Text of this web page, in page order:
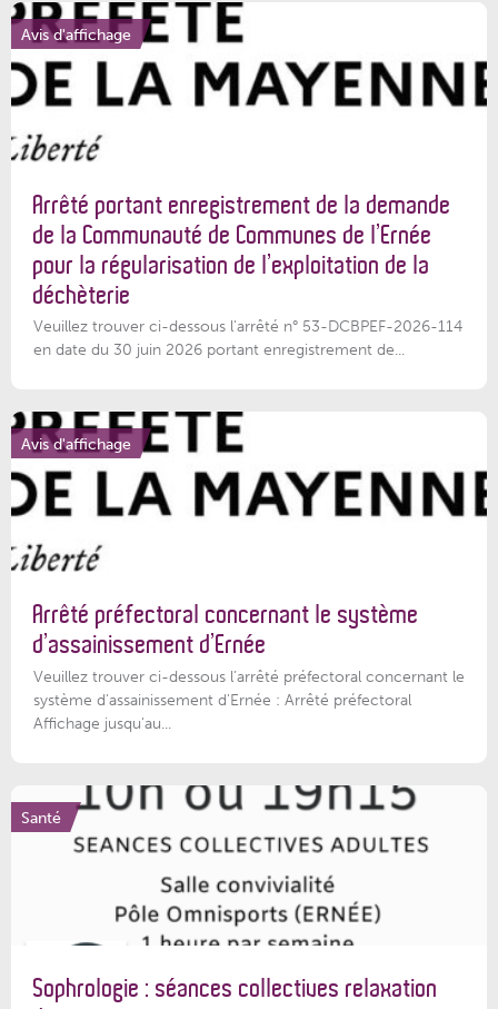
Avis d'affichage
Arrêté portant enregistrement de la demande
de la Communauté de Communes de l’Ernée
pour la régularisation de l’exploitation de la
déchèterie
Veuillez trouver ci-dessous l'arrêté n° 53-DCBPEF-2026-114
en date du 30 juin 2026 portant enregistrement de...
Avis d'affichage
Arrêté préfectoral concernant le système
d’assainissement d’Ernée
Veuillez trouver ci-dessous l’arrêté préfectoral concernant le
système d'assainissement d'Ernée : Arrêté préfectoral
Affichage jusqu'au...
Santé
Sophrologie : séances collectives relaxation